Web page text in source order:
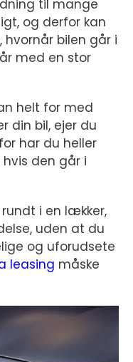
til mange
og derfor kan
bilen går i
med en stor
helt for med
din bil, ejer du
har du heller
hvis den går i
rundt i en lækker,
uden at du
og uforudsete
leasing måske